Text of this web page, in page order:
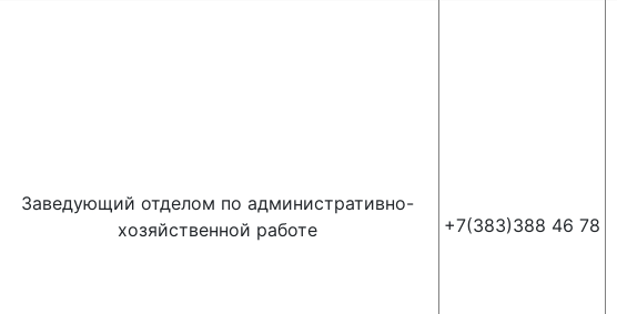
Заведующий отделом по административно-
хозяйственной работе
+7(383)388 46 78